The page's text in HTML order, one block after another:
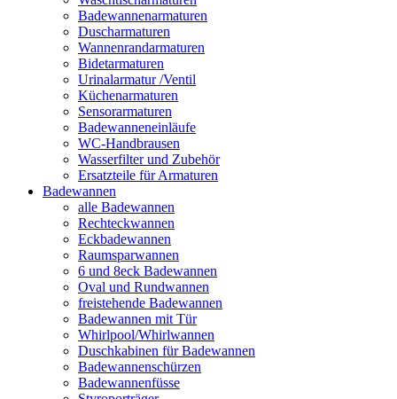
Badewannenarmaturen
Duscharmaturen
Wannenrandarmaturen
Bidetarmaturen
Urinalarmatur /Ventil
Küchenarmaturen
Sensorarmaturen
Badewanneneinläufe
WC-Handbrausen
Wasserfilter und Zubehör
Ersatzteile für Armaturen
Badewannen
alle Badewannen
Rechteckwannen
Eckbadewannen
Raumsparwannen
6 und 8eck Badewannen
Oval und Rundwannen
freistehende Badewannen
Badewannen mit Tür
Whirlpool/Whirlwannen
Duschkabinen für Badewannen
Badewannenschürzen
Badewannenfüsse